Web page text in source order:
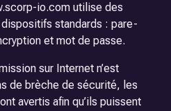
io.com utilise des
standards : pare-
et mot de passe.
sur Internet n’est
de brèche de sécurité, les
avertis afin qu’ils puissent